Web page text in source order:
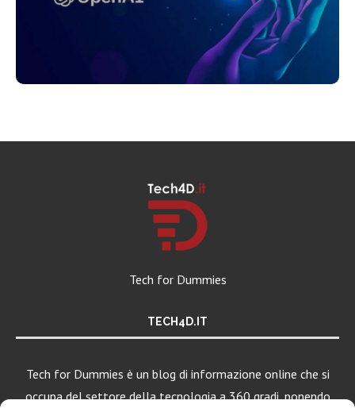
Tech for Dummies
TECH4D.IT
Tech for Dummies è un blog di informazione online che si
occupa del settore della tecnologia a 360 gradi, ponendo